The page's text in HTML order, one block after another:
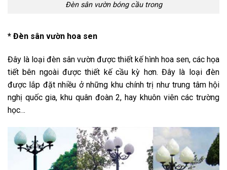
Đèn sân vườn bóng cầu trong
* Đèn sân vườn hoa sen
Đây là loại đèn sân vườn được thiết kế hình hoa sen, các họa
tiết bên ngoài được thiết kế cầu kỳ hơn. Đây là loại đèn
được lắp đặt nhiều ở những khu chính trị như trung tâm hội
nghị quốc gia, khu quân đoàn 2, hay khuôn viên các trường
học…